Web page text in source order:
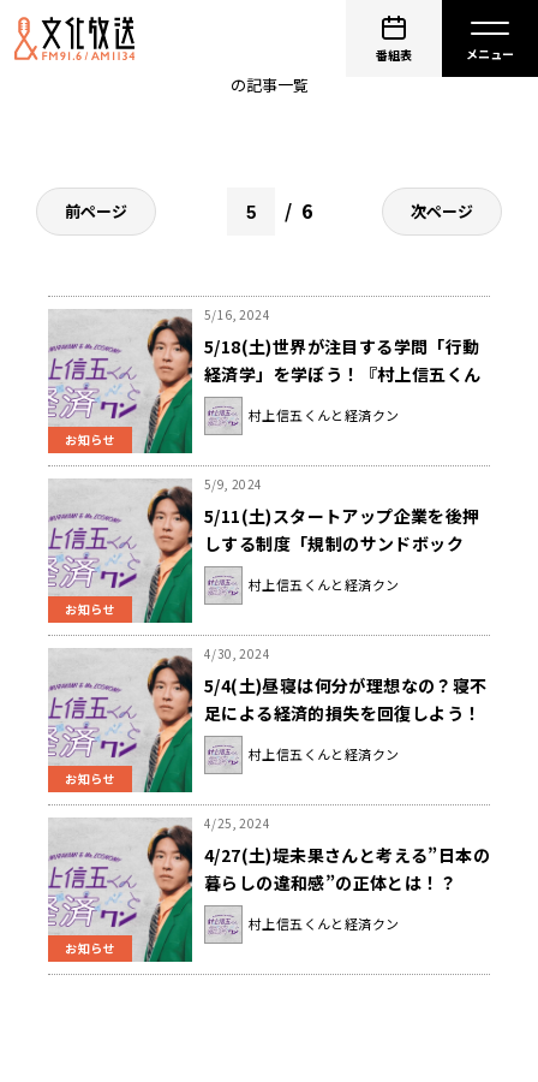
番組表
の記事一覧
前ページ 6 次ページ
お知らせ
5/16, 2024
5/18(土)世界が注目する学問「行動
経済学」を学ぼう！『村上信五くん
と経済クン』
村上信五くんと経済クン
お知らせ
5/9, 2024
5/11(土)スタートアップ企業を後押
しする制度「規制のサンドボック
ス」を学ぼう！『村上信五くんと経
済クン』
村上信五くんと経済クン
お知らせ
4/30, 2024
5/4(土)昼寝は何分が理想なの？寝不
足による経済的損失を回復しよう！
『村上信五くんと経済クン』
村上信五くんと経済クン
お知らせ
4/25, 2024
4/27(土)堤未果さんと考える”日本の
暮らしの違和感”の正体とは！？
『村上信五くんと経済クン』
村上信五くんと経済クン